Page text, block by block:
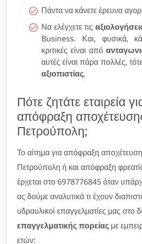
Πάντα να κάνετε έρευνα
Να ελέγχετε τις
Business. Και, φυσικά,
κριτικές είναι από
αυτές είναι πάρα πολλές,
αξιοπιστίας.
Πότε ζητάτε εταιρεία
απόφραξη
Πετρούπολη;
Το αίτημα για απόφραξη
Πετρούπολη ή και απόφραξη
έρχεται στο 6978776845 όταν
ας δούμε αναλυτικά τι έχουν
υδραυλικοί επαγγελματίες μας στο
επαγγελματικής πορείας με
ετών: